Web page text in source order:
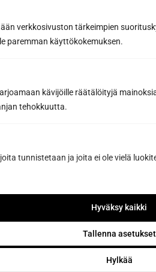
verkkosivuston tärkeimpien
paremman käyttökokemuksen.
kävijöille räätälöityjä
tehokkuutta.
tunnistetaan ja joita ei ole vielä
Hylkää
Tallenna asetukset
Hyväksy kaikki
personal data in accordance